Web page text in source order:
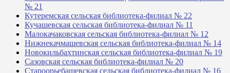
№ 21
Кутеремская сельская библиотека-филиал № 22
Кучашевская сельская библиотека-филиал № 11
Малокачаковская сельская библиотека-филиал № 12
Нижнекачмашевская сельская библиотека-филиал № 14
Новокильбахтинская сельская библиотека-филиал № 19
Сазовская сельская библиотека-филиал № 20
Староорьебашевская сельская библиотека-филиал № 16